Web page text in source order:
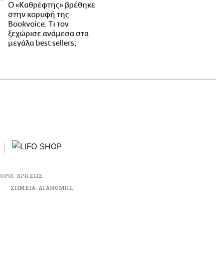
Ο «Καθρέφτης» βρέθηκε
στην κορυφή της
Bookvoice. Τι τον
ξεχώρισε ανάμεσα στα
μεγάλα best sellers;
ΟΡΟΙ ΧΡΗΣΗΣ
ΣΗΜΕΙΑ ΔΙΑΝΟΜΗΣ